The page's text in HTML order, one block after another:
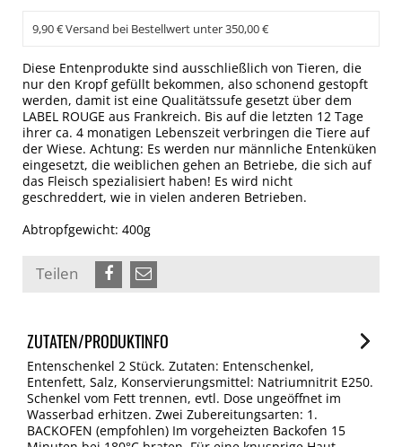
9,90 € Versand bei Bestellwert unter 350,00 €
Diese Entenprodukte sind ausschließlich von Tieren, die
nur den Kropf gefüllt bekommen, also schonend gestopft
werden, damit ist eine Qualitätssufe gesetzt über dem
LABEL ROUGE aus Frankreich. Bis auf die letzten 12 Tage
ihrer ca. 4 monatigen Lebenszeit verbringen die Tiere auf
der Wiese. Achtung: Es werden nur männliche Entenküken
eingesetzt, die weiblichen gehen an Betriebe, die sich auf
das Fleisch spezialisiert haben! Es wird nicht
geschreddert, wie in vielen anderen Betrieben.
Abtropfgewicht: 400g
Teilen
ZUTATEN/PRODUKTINFO
Entenschenkel 2 Stück. Zutaten: Entenschenkel,
Entenfett, Salz, Konservierungsmittel: Natriumnitrit E250.
Schenkel vom Fett trennen, evtl. Dose ungeöffnet im
Wasserbad erhitzen. Zwei Zubereitungsarten: 1.
BACKOFEN (empfohlen) Im vorgeheizten Backofen 15